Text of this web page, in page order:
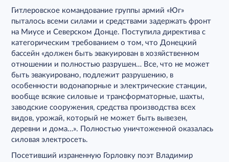
Гитлеровское командование группы армий «Юг»
пыталось всеми силами и средствами задержать фронт
на Миусе и Северском Донце. Поступила директива с
категорическим требованием о том, что Донецкий
бассейн «должен быть эвакуирован в хозяйственном
отношении и полностью разрушен… Все, что не может
быть эвакуировано, подлежит разрушению, в
особенности водонапорные и электрические станции,
вообще всякие силовые и трансформаторные, шахты,
заводские сооружения, средства производства всех
видов, урожай, который не может быть вывезен,
деревни и дома…». Полностью уничтоженной оказалась
силовая электросеть.
Посетивший израненную Горловку поэт Владимир